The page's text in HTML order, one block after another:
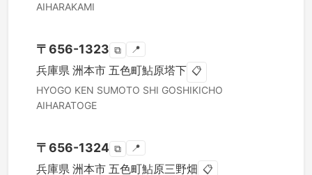
AIHARAKAMI
〒656-1323 ⧉ 📍
兵庫県 洲本市 五色町鮎原塔下 📋
HYOGO KEN SUMOTO SHI GOSHIKICHO
AIHARATOGE
〒656-1324 ⧉ 📍
兵庫県 洲本市 五色町鮎原三野畑 📋